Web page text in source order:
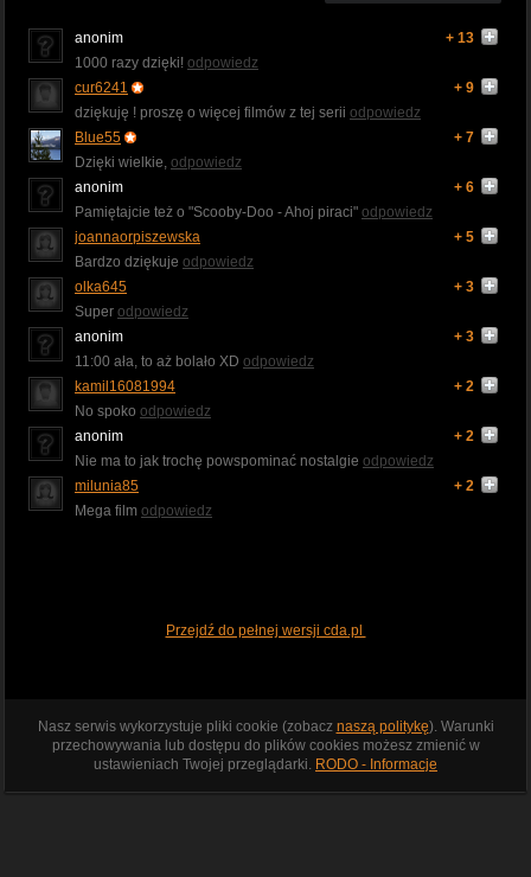
anonim
+ 13
1000 razy dzięki! odpowiedz
cur6241
+ 9
dziękuję ! proszę o więcej filmów z tej serii odpowiedz
Blue55
+ 7
Dzięki wielkie, odpowiedz
anonim
+ 6
Pamiętajcie też o "Scooby-Doo - Ahoj piraci" odpowiedz
joannaorpiszewska
+ 5
Bardzo dziękuje odpowiedz
olka645
+ 3
Super odpowiedz
anonim
+ 3
11:00 ała, to aż bolało XD odpowiedz
kamil16081994
+ 2
No spoko odpowiedz
anonim
+ 2
Nie ma to jak trochę powspominać nostalgie odpowiedz
milunia85
+ 2
Mega film odpowiedz
Przejdź do pełnej wersji cda.pl
Nasz serwis wykorzystuje pliki cookie (zobacz naszą politykę). Warunki
przechowywania lub dostępu do plików cookies możesz zmienić w
ustawieniach Twojej przeglądarki. RODO - Informacje